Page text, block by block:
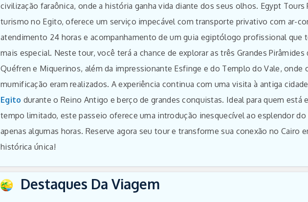
civilização faraônica, onde a história ganha vida diante dos seus olhos. Egypt Tours
turismo no Egito, oferece um serviço impecável com transporte privativo com ar-
atendimento 24 horas e acompanhamento de um guia egiptólogo profissional que
mais especial. Neste tour, você terá a chance de explorar as três Grandes Pirâmides
Quéfren e Miquerinos, além da impressionante Esfinge e do Templo do Vale, onde
mumificação eram realizados. A experiência continua com uma visita à antiga
Egito durante o Reino Antigo e berço de grandes conquistas. Ideal para quem está
tempo limitado, este passeio oferece uma introdução inesquecível ao esplendor
apenas algumas horas. Reserve agora seu tour e transforme sua conexão no Cairo
histórica única!
Destaques Da Viagem